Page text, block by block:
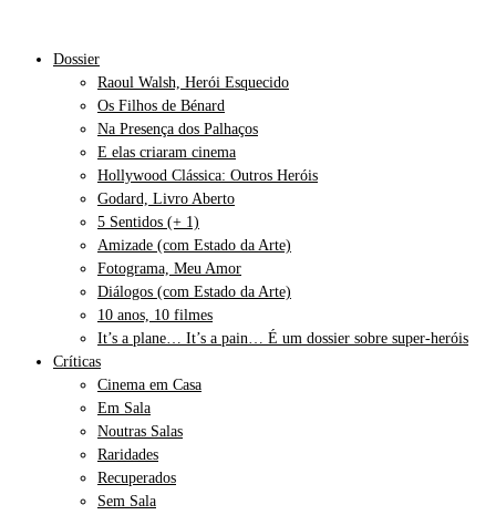
Dossier
Raoul Walsh, Herói Esquecido
Os Filhos de Bénard
Na Presença dos Palhaços
E elas criaram cinema
Hollywood Clássica: Outros Heróis
Godard, Livro Aberto
5 Sentidos (+ 1)
Amizade (com Estado da Arte)
Fotograma, Meu Amor
Diálogos (com Estado da Arte)
10 anos, 10 filmes
It’s a plane… It’s a pain… É um dossier sobre super-heróis
Críticas
Cinema em Casa
Em Sala
Noutras Salas
Raridades
Recuperados
Sem Sala